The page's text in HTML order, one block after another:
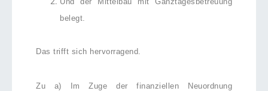
belegt.
Das trifft sich hervorragend.
Zu a) Im Zuge der finanziellen Neuordnung